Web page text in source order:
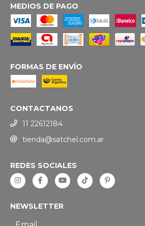
MEDIOS DE PAGO
FORMAS DE ENVÍO
CONTACTANOS
11 22612184
tienda@satchel.com.ar
REDES SOCIALES
NEWSLETTER